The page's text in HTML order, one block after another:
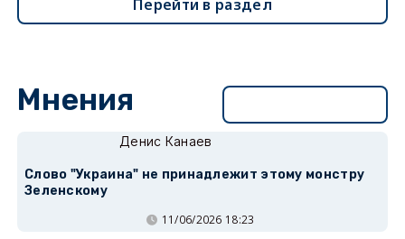
Перейти в раздел
Мнения
Денис Канаев
Слово "Украина" не принадлежит этому монстру
Зеленскому
11/06/2026 18:23